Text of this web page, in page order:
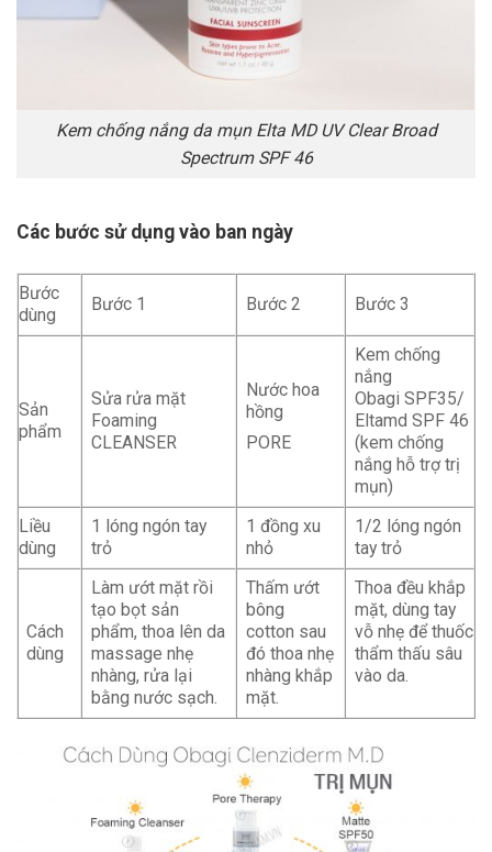
Kem chống nắng da mụn Elta MD UV Clear Broad
Spectrum SPF 46
Các bước sử dụng vào ban ngày
Bước
dùng
Bước 1 Bước 2 Bước 3
Sản
phẩm
Sửa rửa mặt
Foaming
CLEANSER
Nước hoa
hồng
PORE
Kem chống
nắng
Obagi SPF35/
Eltamd SPF 46
(kem chống
nắng hỗ trợ trị
mụn)
Liều
dùng
1 lóng ngón tay
trỏ
1 đồng xu
nhỏ
1/2 lóng ngón
tay trỏ
Cách
dùng
Làm ướt mặt rồi
tạo bọt sản
phẩm, thoa lên da
massage nhẹ
nhàng, rửa lại
bằng nước sạch.
Thấm ướt
bông
cotton sau
đó thoa nhẹ
nhàng khắp
mặt.
Thoa đều khắp
mặt, dùng tay
vỗ nhẹ để thuốc
thẩm thấu sâu
vào da.